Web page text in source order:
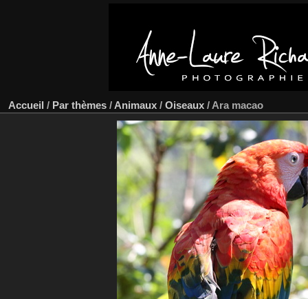
Accueil / Par thèmes / Animaux / Oiseaux / Ara macao